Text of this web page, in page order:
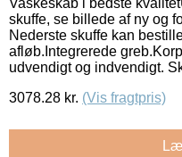
skuffe, se billede af ny og
Nederste skuffe kan
afløb.Integrerede
udvendigt og indvendigt.
3078.28 kr. (Vis fragtpris)